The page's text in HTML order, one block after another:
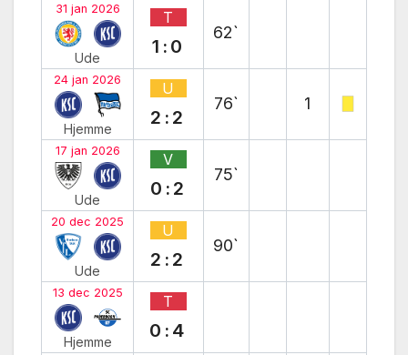
31 jan 2026
Ude
T
1:0
62`
24 jan 2026
Hjemme
U
2:2
76` 1
17 jan 2026
Ude
V
0:2
75`
20 dec 2025
Ude
U
2:2
90`
13 dec 2025
Hjemme
T
0:4